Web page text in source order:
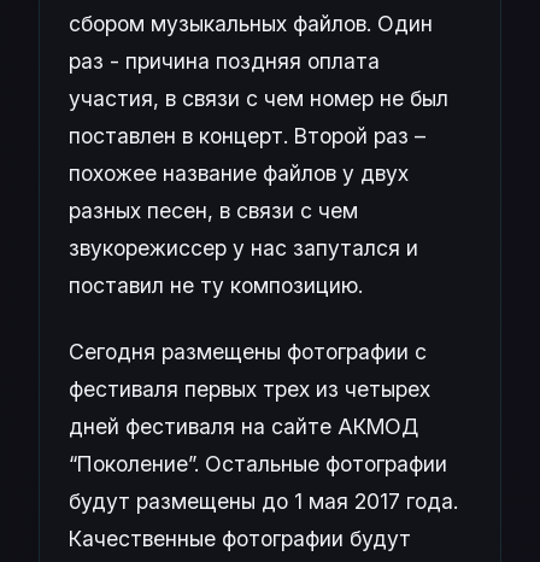
сбором музыкальных файлов. Один
раз - причина поздняя оплата
участия, в связи с чем номер не был
поставлен в концерт. Второй раз –
похожее название файлов у двух
разных песен, в связи с чем
звукорежиссер у нас запутался и
поставил не ту композицию.
Сегодня размещены фотографии с
фестиваля первых трех из четырех
дней фестиваля на сайте АКМОД
“Поколение”. Остальные фотографии
будут размещены до 1 мая 2017 года.
Качественные фотографии будут